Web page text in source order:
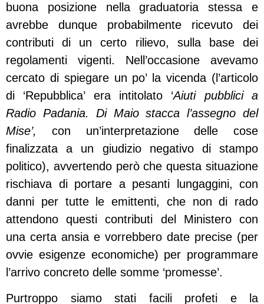
buona posizione nella graduatoria stessa e
avrebbe dunque probabilmente ricevuto dei
contributi di un certo rilievo, sulla base dei
regolamenti vigenti. Nell’occasione avevamo
cercato di spiegare un po’ la vicenda (l’articolo
di ‘Repubblica’ era intitolato ‘Aiuti pubblici a
Radio Padania. Di Maio stacca l’assegno del
Mise’, con un’interpretazione delle cose
finalizzata a un giudizio negativo di stampo
politico), avvertendo però che questa situazione
rischiava di portare a pesanti lungaggini, con
danni per tutte le emittenti, che non di rado
attendono questi contributi del Ministero con
una certa ansia e vorrebbero date precise (per
ovvie esigenze economiche) per programmare
l’arrivo concreto delle somme ‘promesse’.
Purtroppo siamo stati facili profeti e la